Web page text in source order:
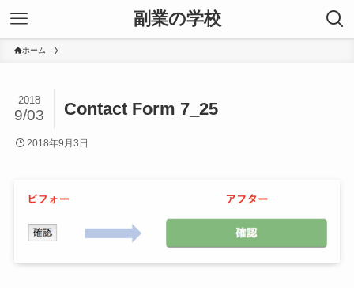
副業の学校
ホーム
Contact Form 7_25
2018
9/03
2018年9月3日